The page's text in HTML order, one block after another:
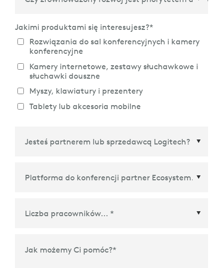
Jakimi produktami się interesujesz?*
Rozwiązania do sal konferencyjnych i kamery
konferencyjne
Kamery internetowe, zestawy słuchawkowe i
słuchawki douszne
Myszy, klawiatury i prezentery
Tablety lub akcesoria mobilne
Jak możemy Ci pomóc?*